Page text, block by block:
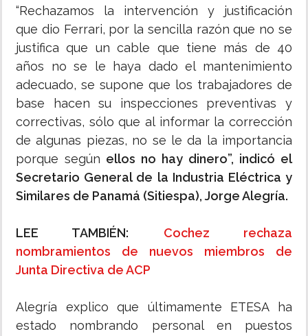
“Rechazamos la intervención y justificación
que dio Ferrari, por la sencilla razón que no se
justifica que un cable que tiene más de 40
años no se le haya dado el mantenimiento
adecuado, se supone que los trabajadores de
base hacen su inspecciones preventivas y
correctivas, sólo que al informar la corrección
de algunas piezas, no se le da la importancia
porque según ellos no hay dinero”, indicó el
Secretario General de la Industria Eléctrica y
Similares de Panamá (Sitiespa), Jorge Alegría.
LEE TAMBIÉN:
Cochez rechaza
nombramientos de nuevos miembros de
Junta Directiva de ACP
Alegría explico que últimamente ETESA ha
estado nombrando personal en puestos